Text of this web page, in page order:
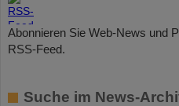
Abonnieren Sie Web-News und
RSS-Feed.
Suche im News-